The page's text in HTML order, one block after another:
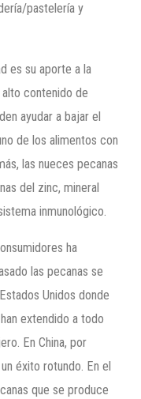
pastelería y
es su aporte a la
contenido de
ayudar a bajar el
de los alimentos con
las nueces pecanas
del zinc, mineral
inmunológico.
ha
las pecanas se
Unidos donde
extendido a todo
En China, por
éxito rotundo. En el
que se produce